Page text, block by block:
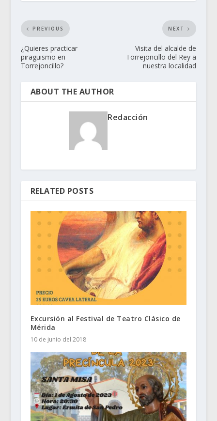
PREVIOUS
¿Quieres practicar
piragüismo en
Torrejoncillo?
NEXT
Visita del alcalde de
Torrejoncillo del Rey a
nuestra localidad
ABOUT THE AUTHOR
Redacción
RELATED POSTS
Excursión al Festival de Teatro Clásico de
Mérida
10 de junio del 2018